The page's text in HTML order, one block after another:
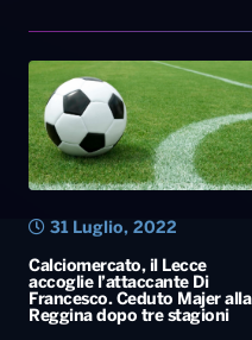
Calciomercato, il Lecce
accoglie l’attaccante Di
Francesco. Ceduto Majer alla
Reggina dopo tre stagioni
31 Luglio, 2022